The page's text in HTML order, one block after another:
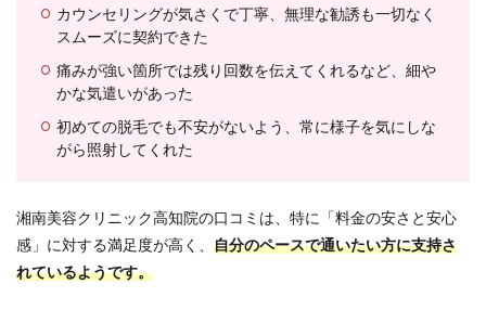
リン
グ・
医師
の診
察
7.3
🕶ス
な照
射
（最
短45
カウンセリングが気さくで丁寧、無理な勧誘も一切なく
スムーズに契約できた
痛みが強い箇所では残り回数を伝えてくれるなど、細や
かな気遣いがあった
初めての脱毛でも不安がないよう、常に様子を気にしな
がら照射してくれた
湘南美容クリニック高知院の口コミは、特に「料金の安さと安心
感」に対する満足度が高く、 自分のペースで通いたい方に支持さ
れているようです。